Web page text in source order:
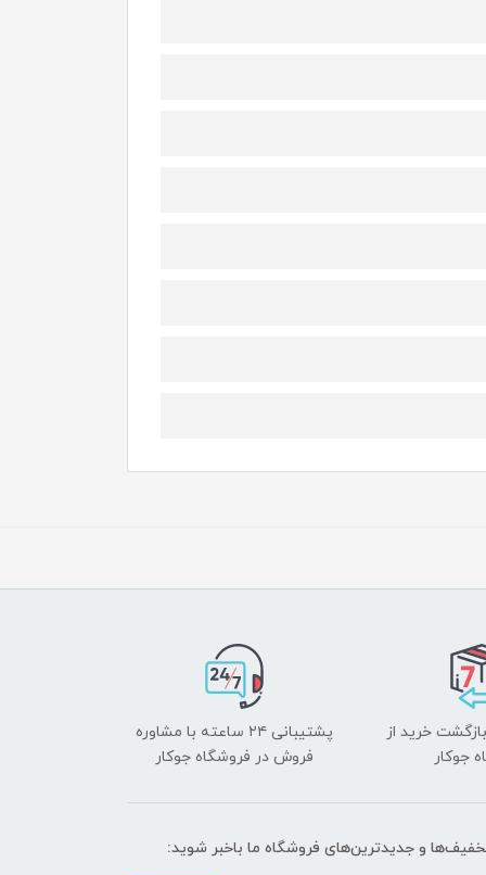
خرید از
جوکار
پشتیبانی ۲۴ ساعته با مشاوره
فروش در فروشگاه جوکار
و جدیدترین‌های فروشگاه ما باخبر شوید: